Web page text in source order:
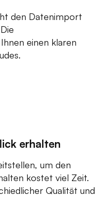
den Datenimport
einen klaren
erhalten
um den
kostet viel Zeit.
Qualität und